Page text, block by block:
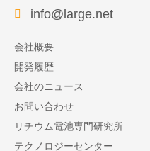
info@large.net
会社概要
開発履歴
会社のニュース
お問い合わせ
リチウム電池専門研究所
テクノロジーセンター